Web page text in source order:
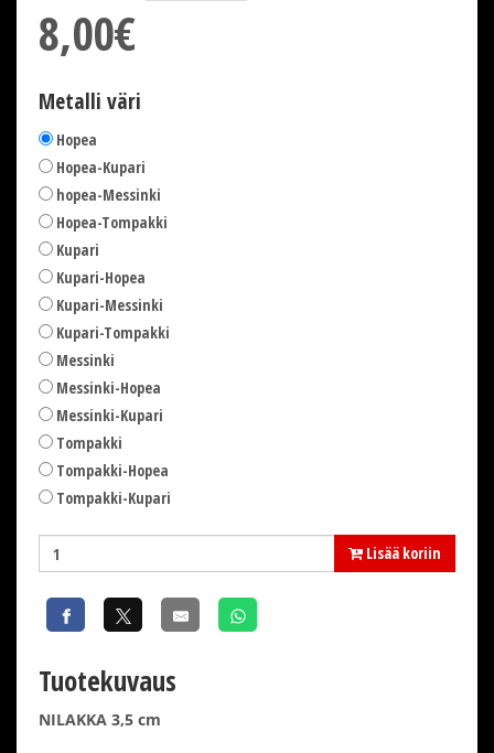
8,00€
Metalli väri
Hopea
Hopea-Kupari
hopea-Messinki
Hopea-Tompakki
Kupari
Kupari-Hopea
Kupari-Messinki
Kupari-Tompakki
Messinki
Messinki-Hopea
Messinki-Kupari
Tompakki
Tompakki-Hopea
Tompakki-Kupari
Lisää koriin
Tuotekuvaus
NILAKKA 3,5 cm